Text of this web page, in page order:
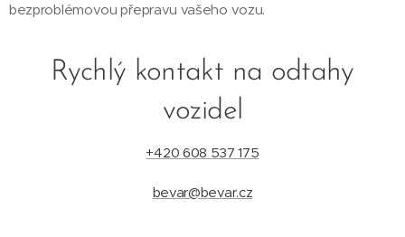
bezproblémovou přepravu vašeho vozu.
Rychlý kontakt na odtahy
vozidel
+420 608 537 175
bevar@bevar.cz